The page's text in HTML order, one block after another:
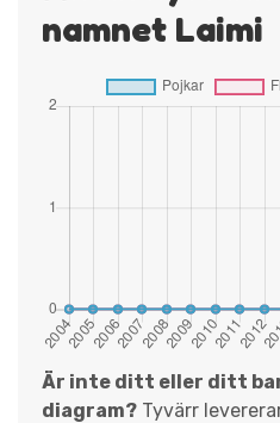
namnet Laimi
Är inte ditt eller ditt
diagram? Tyvärr